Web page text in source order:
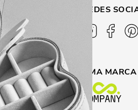
SOBRE
Sobre a marca
Lolla Blog
Seja um Franqueado
Multimarcas
Nossas lojas
REDES
UMA MARCA